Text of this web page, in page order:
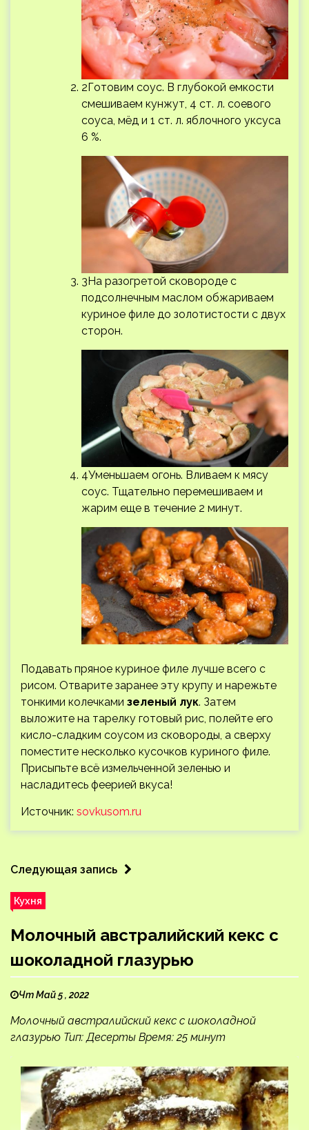
2Готовим соус. В глубокой емкости
смешиваем кунжут, 4 ст. л. соевого
соуса, мёд и 1 ст. л. яблочного уксуса
6 %.
3На разогретой сковороде с
подсолнечным маслом обжариваем
куриное филе до золотистости с двух
сторон.
4Уменьшаем огонь. Вливаем к мясу
соус. Тщательно перемешиваем и
жарим еще в течение 2 минут.
Подавать пряное куриное филе лучше всего с
рисом. Отварите заранее эту крупу и нарежьте
тонкими колечками зеленый лук. Затем
выложите на тарелку готовый рис, полейте его
кисло-сладким соусом из сковороды, а сверху
поместите несколько кусочков куриного филе.
Присыпьте всё измельченной зеленью и
насладитесь феерией вкуса!
Источник: sovkusom.ru
Следующая запись
Кухня
Молочный австралийский кекс с
шоколадной глазурью
Чт Май 5 , 2022
Молочный австралийский кекс с шоколадной
глазурью Тип: Десерты Время: 25 минут